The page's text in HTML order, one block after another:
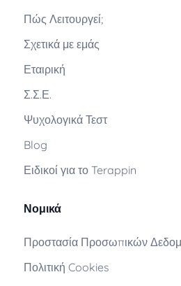
Πώς Λειτουργεί;
Σχετικά με εμάς
Εταιρική
Σ.Σ.Ε.
Ψυχολογικά Τεστ
Blog
Ειδικοί για το Terappin
Νομικά
Προστασία Προσωπικών
Πολιτική Cookies